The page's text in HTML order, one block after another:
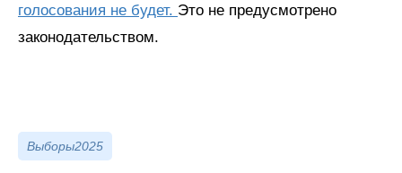
голосования не будет. Это не предусмотрено
законодательством.
Выборы2025